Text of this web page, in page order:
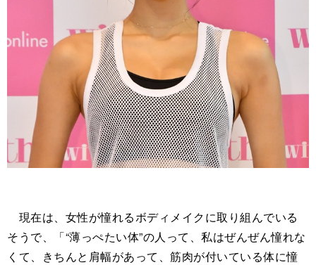
現在は、女性が憧れるボディメイクに取り組んでいる
そうで、「“薄っぺたい体”の人って、私はぜんぜん憧れな
くて、きちんと肩幅があって、筋肉が付いている体に憧